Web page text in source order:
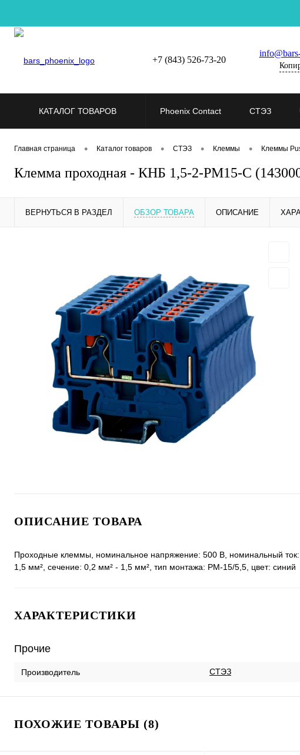
+7 (843) 526-73-20
КАТАЛОГ ТОВАРОВ Phoenix Contact СТЭЗ
Главная страница • Каталог товаров • СТЭЗ • Клеммы • Клеммы
Клемма проходная - КНБ 1,5-2-РМ15-С
ВЕРНУТЬСЯ В РАЗДЕЛ ОБЗОР ТОВАРА ОПИСАНИЕ
ОПИСАНИЕ ТОВАРА
Проходные клеммы, номинальное напряжение: 500 В, номинальный
1,5 мм², сечение: 0,2 мм² - 1,5 мм², тип монтажа: РМ-15/5,5, цвет: cиний
ХАРАКТЕРИСТИКИ
Прочие
Производитель СТЭЗ
ПОХОЖИЕ ТОВАРЫ (8)